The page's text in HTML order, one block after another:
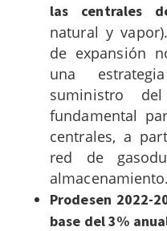
las centrales
natural y
de expansión
una
suministro
fundamental
centrales, a
red de
almacenamiento.
Prodesen 2022-
base del 3%